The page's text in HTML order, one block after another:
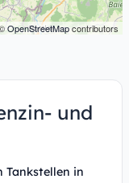
OpenStreetMapcontributors
und
Tankstellen in